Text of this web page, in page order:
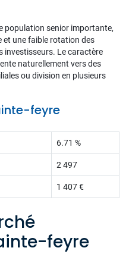
population senior importante,
et une faible rotation des
investisseurs. Le caractère
naturellement vers des
ou division en plusieurs
feyre
6.71 %
2 497
1 407 €
feyre